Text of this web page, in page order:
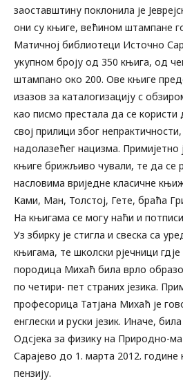
заоставштину поклонила је
они су књиге, већином штампане
Матичној библиотеци Источно
укупном броју од 350 књига, од
штампано око 200. Ове књиге
изазов за каталогизацију с
као писмо престала да се користи
свој прилици због
надолазећег нацизма. Примијетно
књиге брижљиво чували, те да се
насловима вриједне класичне
Ками, Ман, Толстој, Гете, браћа
На књигама се могу наћи и
Уз збирку је стигла и свеска са
књигама, те школски рјечници
породица Михаћ била врло
по четири- пет страних језика.
професорица Татјана Михаћ је
енглески и руски језик. Иначе,
Одсјека за физику на Природно-
Сарајево до 1. марта 2012. године
пензију.